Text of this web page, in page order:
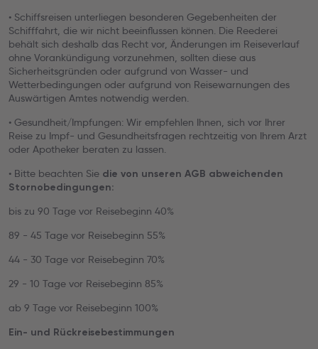
• Schiffsreisen unterliegen besonderen Gegebenheiten der
Schifffahrt, die wir nicht beeinflussen können. Die Reederei
behält sich deshalb das Recht vor, Änderungen im Reiseverlauf
ohne Vorankündigung vorzunehmen, sollten diese aus
Sicherheitsgründen oder aufgrund von Wasser- und
Wetterbedingungen oder aufgrund von Reisewarnungen des
Auswärtigen Amtes notwendig werden.
• Gesundheit/Impfungen: Wir empfehlen Ihnen, sich vor Ihrer
Reise zu Impf- und Gesundheitsfragen rechtzeitig von Ihrem Arzt
oder Apotheker beraten zu lassen.
• Bitte beachten Sie die von unseren AGB abweichenden
Stornobedingungen:
bis zu 90 Tage vor Reisebeginn 40%
89 - 45 Tage vor Reisebeginn 55%
44 - 30 Tage vor Reisebeginn 70%
29 - 10 Tage vor Reisebeginn 85%
ab 9 Tage vor Reisebeginn 100%
Ein- und Rückreisebestimmungen